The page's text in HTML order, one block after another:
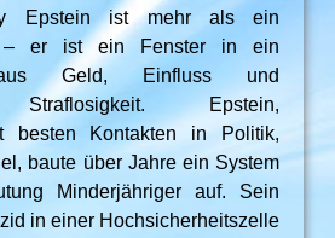
Epstein ist mehr als ein
– er ist ein Fenster in ein
aus Geld, Einfluss und
Straflosigkeit. Epstein,
besten Kontakten in Politik,
baute über Jahre ein System
Minderjähriger auf. Sein
in einer Hochsicherheitszelle